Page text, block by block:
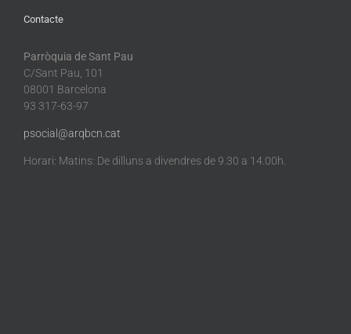
Contacte
Parròquia de Sant Pau
C/Sant Pau, 101
08001 Barcelona
93 317-63-97
psocial@arqbcn.cat
Horari: Matins: De dilluns a divendres de 9.30 a 14.00h.